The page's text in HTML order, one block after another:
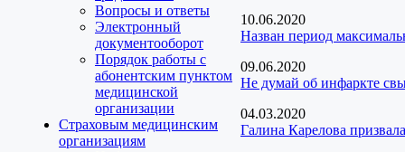
Вопросы и ответы
Электронный
документооборот
Порядок работы с
абонентским пунктом
медицинской
организации
Страховым медицинским
организациям
10.06.2020
Назван период
09.06.2020
Не думай об инфаркте
04.03.2020
Галина Карелова